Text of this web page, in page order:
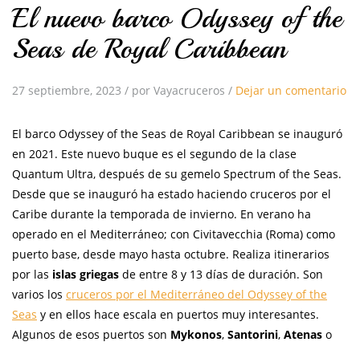
El nuevo barco Odyssey of the
Seas de Royal Caribbean
27 septiembre, 2023 / por Vayacruceros / Dejar un comentario
El barco Odyssey of the Seas de Royal Caribbean se inauguró
en 2021. Este nuevo buque es el segundo de la clase
Quantum Ultra, después de su gemelo Spectrum of the Seas.
Desde que se inauguró ha estado haciendo cruceros por el
Caribe durante la temporada de invierno. En verano ha
operado en el Mediterráneo; con Civitavecchia (Roma) como
puerto base, desde mayo hasta octubre. Realiza itinerarios
por las islas griegas de entre 8 y 13 días de duración. Son
varios los cruceros por el Mediterráneo del Odyssey of the
Seas y en ellos hace escala en puertos muy interesantes.
Algunos de esos puertos son Mykonos, Santorini, Atenas o